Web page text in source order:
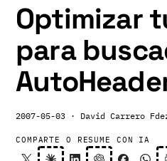
Optimizar
para
2007-05-03 · David Carrero
COMPARTE O RESUME CON IA